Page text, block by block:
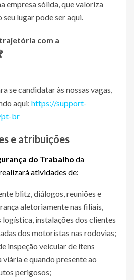
empresa sólida, que valoriza
seu lugar pode ser aqui.
com a
se candidatar às nossas vagas,
aqui: https://support-
pt-br
e atribuições
do Trabalho da
atividades de:
blitz, diálogos, reuniões e
aletoriamente nas filiais,
logística, instalações dos clientes
dos motoristas nas rodovias;
inspeção veicular de itens
e quando presente ao
perigosos;